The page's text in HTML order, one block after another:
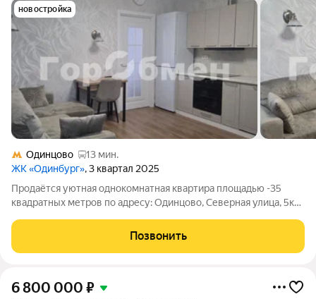
новостройка
Одинцово
13 мин.
ЖК «Одинбург», 3 квартал 2025
Продаётся уютная однокомнатная квартира площадью -35
квадратных метров по адресу: Одинцово, Северная улица, 5к1,
ценит комфорт и качество. Дом построен в 2025 году по
кирпично-монолитной
Позвонить
6 800 000 ₽